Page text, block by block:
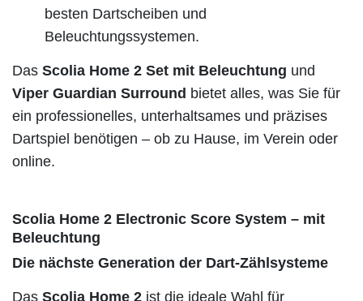
besten Dartscheiben und
Beleuchtungssystemen.
Das Scolia Home 2 Set mit Beleuchtung und
Viper Guardian Surround bietet alles, was Sie für
ein professionelles, unterhaltsames und präzises
Dartspiel benötigen – ob zu Hause, im Verein oder
online.
Scolia Home 2 Electronic Score System – mit
Beleuchtung
Die nächste Generation der Dart-Zählsysteme
Das Scolia Home 2 ist die ideale Wahl für